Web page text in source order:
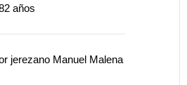
años
jerezano Manuel Malena